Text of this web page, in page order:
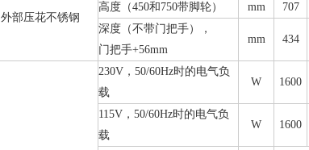
外部压花不锈钢
高度（450和750带脚轮）
mm 707
深度（不带门把手），
门把手+56mm
mm 434
230V ，50/60Hz时的电气负
载
W 1600
115V ，50/60Hz时的电气负
载
W 1600